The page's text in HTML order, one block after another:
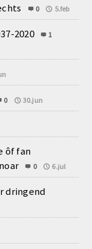
0 5.feb
2020
1
0 30.jun
ôf fan
0 6.jul
dringend